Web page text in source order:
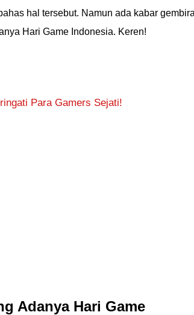
hal tersebut. Namun ada kabar
Hari Game Indonesia. Keren!
Para Gamers Sejati!
Adanya Hari Game